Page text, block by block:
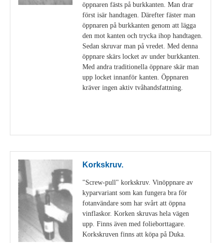
öppnaren fästs på burkkanten. Man drar
först isär handtagen. Därefter fäster man
öppnaren på burkkanten genom att lägga
den mot kanten och trycka ihop handtagen.
Sedan skruvar man på vredet. Med denna
öppnare skärs locket av under burkkanten.
Med andra traditionella öppnare skär man
upp locket innanför kanten. Öppnaren
kräver ingen aktiv tvåhandsfattning.
Korkskruv.
"Screw-pull" korkskruv. Vinöppnare av
kyparvariant som kan fungera bra för
fotanvändare som har svårt att öppna
vinflaskor. Korken skruvas hela vägen
upp. Finns även med folieborttagare.
Korkskruven finns att köpa på Duka.